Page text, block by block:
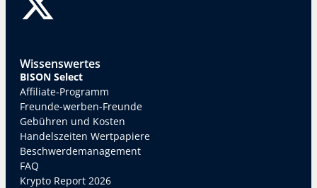
Wissenswertes
BISON Select
Affiliate-Programm
Freunde-werben-Freunde
Gebühren und Kosten
Handelszeiten Wertpapiere
Beschwerdemanagement
FAQ
Krypto Report 2026